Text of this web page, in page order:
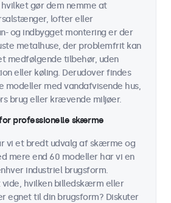
hvilket gør dem nemme at
lofter eller
og indbygget montering er der
metalhuse, der problemfrit kan
medfølgende tilbehør, uden
eller køling. Derudover findes
modeller med vandafvisende hus,
brug eller krævende miljøer.
professionelle skærme
vi et bredt udvalg af skærme og
mere end 60 modeller har vi en
industriel brugsform.
hvilken billedskærm eller
egnet til din brugsform? Diskuter